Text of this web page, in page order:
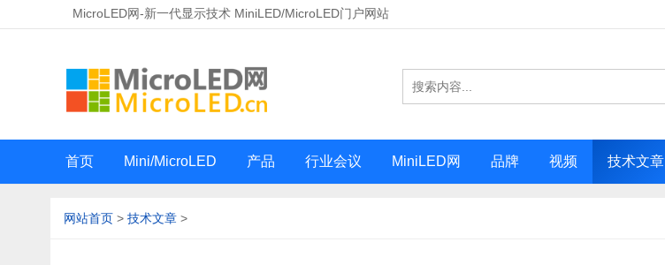
MicroLED网-新一代显示技术 MiniLED/MicroLED门户网站
首页 Mini/MicroLED 产品 行业会议 MiniLED网 品牌 视频 技术文章
网站首页 > 技术文章 >